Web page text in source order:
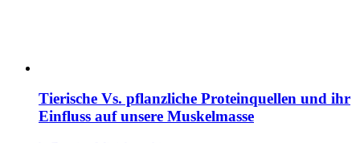
Tierische Vs. pflanzliche Proteinquellen und ihr
Einfluss auf unsere Muskelmasse